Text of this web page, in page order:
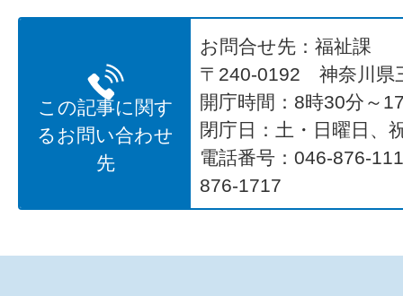
この記事に関す
るお問い合わせ
先
お問合せ先：福祉課
〒240-0192 神奈川県
開庁時間：8時30分～
閉庁日：土・日曜日、
電話番号：046-876-
876-1717